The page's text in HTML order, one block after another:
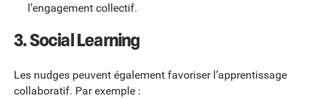
l’engagement collectif.
3. Social Learning
Les nudges peuvent également favoriser l’apprentissage
collaboratif. Par exemple :